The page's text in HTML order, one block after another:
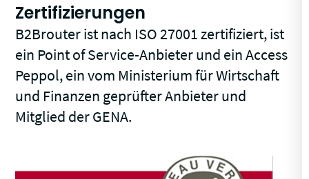
Zertifizierungen
B2Brouter ist nach ISO 27001 zertifiziert, ist
ein Point of Service-Anbieter und ein Access
Peppol, ein vom Ministerium für Wirtschaft
und Finanzen geprüfter Anbieter und
Mitglied der GENA.